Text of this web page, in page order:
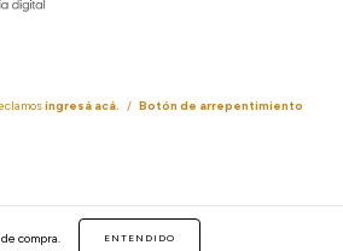
compra. ENTENDIDO
ingresá acá. / Botón de arrepentimiento